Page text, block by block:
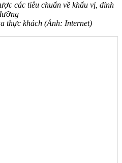
các tiêu chuẩn về khẩu vị, dinh
thực khách (Ảnh: Internet)